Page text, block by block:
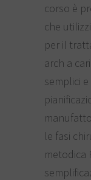
corso è
che
per il
arch a
semplici
le fasi
metodica